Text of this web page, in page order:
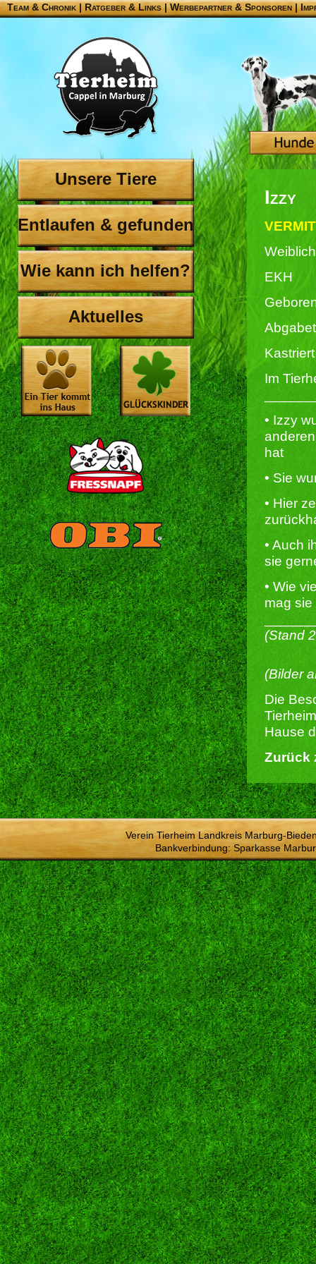
Team & Chronik |Ratgeber & Links|Werbepartner & Sponsoren|
Unsere Tiere
Entlaufen & gefunden
Wie kann ich helfen?
Aktuelles
Izzy
Weiblich
EKH
Im
• Izzy
hat
• Sie
• Hier
• Auch
sie
• Wie
mag
(Stand
(Bilder
Die
Hause
Zurück
Verein Tierheim Landkreis Marburg-
Bankverbindung: Sparkasse